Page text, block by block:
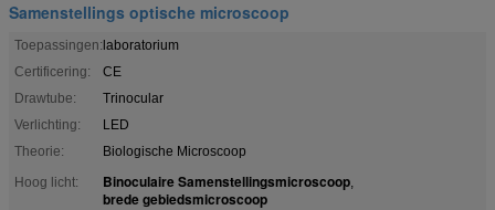
Samenstellings optische microscoop
Toepassingen:laboratorium
Certificering:
CE
Drawtube:
Trinocular
Verlichting:
LED
Theorie:
Biologische Microscoop
Hoog licht:
Binoculaire Samenstellingsmicroscoop,
brede gebiedsmicroscoop